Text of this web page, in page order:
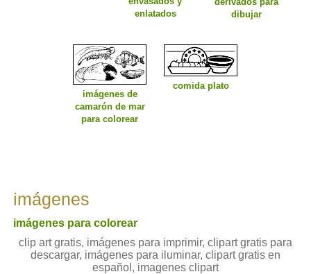
enlatados
dibujar
imágenes de
camarón de mar
para colorear
comida plato
imágenes
imágenes para colorear
clip art gratis, imágenes para imprimir, clipart gratis para
descargar, imágenes para iluminar, clipart gratis en
español, imagenes clipart